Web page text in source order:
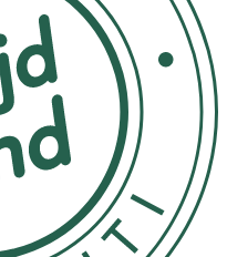
tamponger är gjorda
De har dessutom ett
(polyeten och/eller
som Silk Touch™-höljet
Tampongsnöret är av